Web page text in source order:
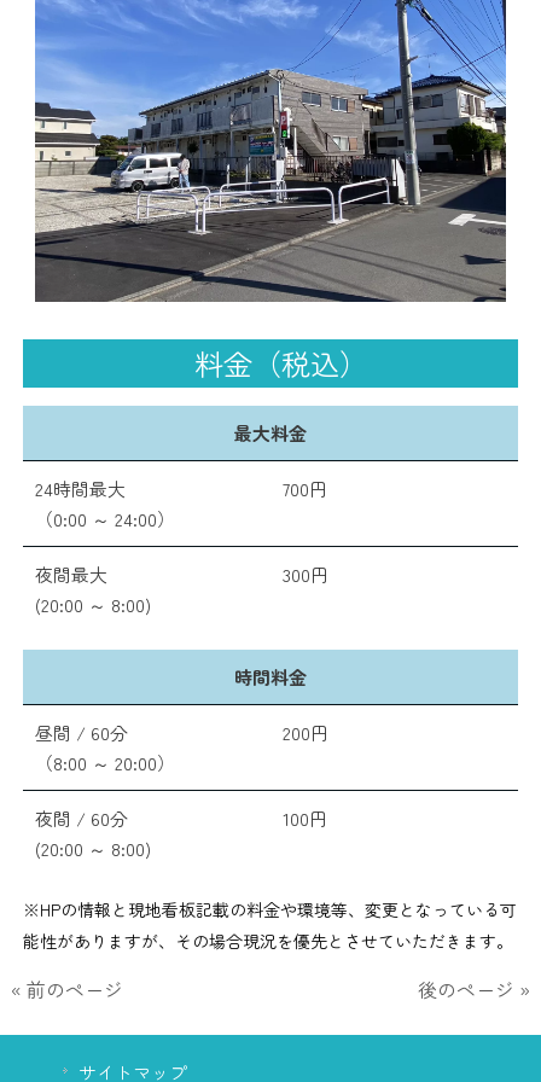
料金（税込）
最大料金
24時間最大
（0:00 ～ 24:00）
700円
夜間最大
(20:00 ～ 8:00)
300円
時間料金
昼間 / 60分
（8:00 ～ 20:00）
200円
夜間 / 60分
(20:00 ～ 8:00)
100円
※HPの情報と現地看板記載の料金や環境等、変更となっている可
能性がありますが、その場合現況を優先とさせていただきます。
« 前のページ 後のページ »
サイトマップ